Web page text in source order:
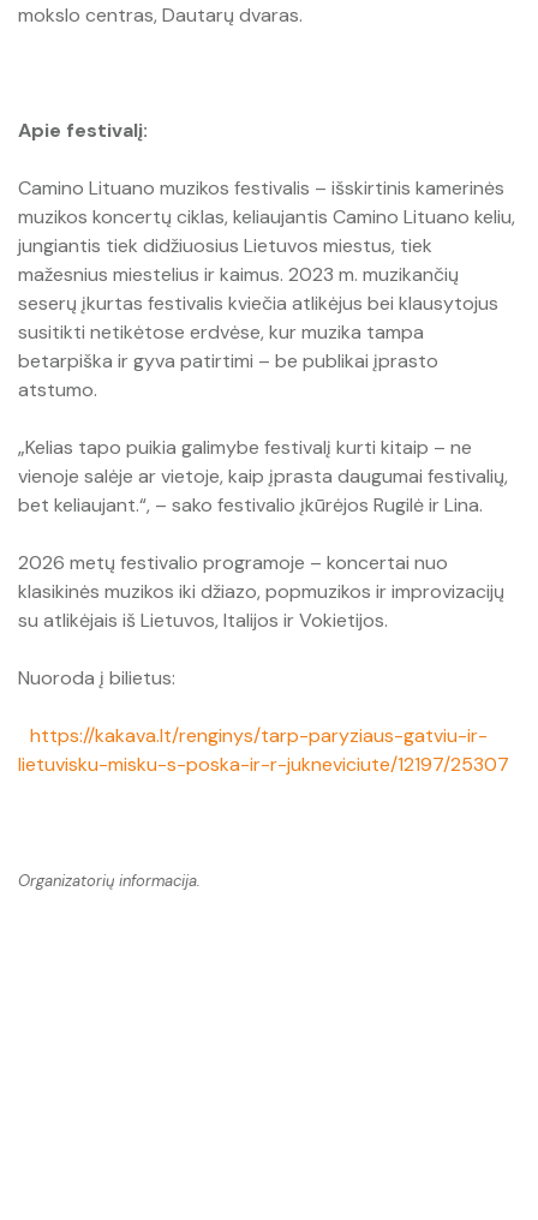
mokslo centras, Dautarų dvaras.
Apie festivalį:
Camino Lituano muzikos festivalis – išskirtinis kamerinės
muzikos koncertų ciklas, keliaujantis Camino Lituano keliu,
jungiantis tiek didžiuosius Lietuvos miestus, tiek
mažesnius miestelius ir kaimus. 2023 m. muzikančių
seserų įkurtas festivalis kviečia atlikėjus bei klausytojus
susitikti netikėtose erdvėse, kur muzika tampa
betarpiška ir gyva patirtimi – be publikai įprasto
atstumo.
„Kelias tapo puikia galimybe festivalį kurti kitaip – ne
vienoje salėje ar vietoje, kaip įprasta daugumai festivalių,
bet keliaujant.“, – sako festivalio įkūrėjos Rugilė ir Lina.
2026 metų festivalio programoje – koncertai nuo
klasikinės muzikos iki džiazo, popmuzikos ir improvizacijų
su atlikėjais iš Lietuvos, Italijos ir Vokietijos.
Nuoroda į bilietus:
https://kakava.lt/renginys/tarp-paryziaus-gatviu-ir-
lietuvisku-misku-s-poska-ir-r-jukneviciute/12197/25307
Organizatorių informacija.